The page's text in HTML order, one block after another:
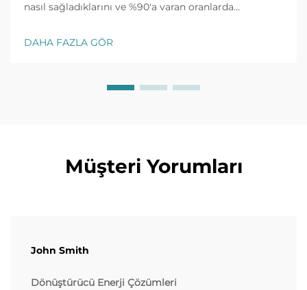
nasıl sağladıklarını ve %90'a varan oranlarda
keşfedin. Daha fazla bilgi edinin.
DAHA FAZLA GÖR
Müşteri Yorumları
John Smith
Dönüştürücü Enerji Çözümleri